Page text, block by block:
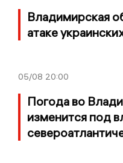
Владимирская
атаке
05/08 20:00
Погода во
изменится под